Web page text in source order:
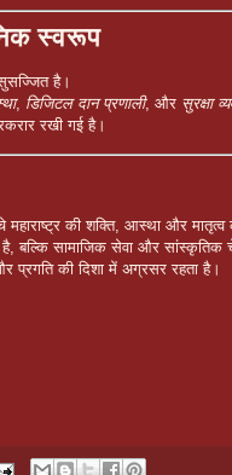
स्वरूप
है।
, डिजिटल दान प्रणाली, और सुरक्षा
रखी गई है।
महाराष्ट्र की शक्ति, आस्था और मातृत्व
बल्कि सामाजिक सेवा और सांस्कृतिक
प्रगति की दिशा में अग्रसर रहता है।